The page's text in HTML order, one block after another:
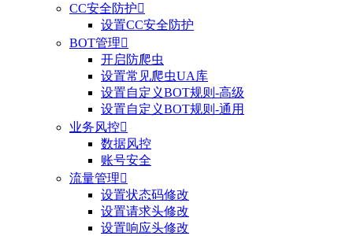
CC安全防护
设置CC安全防护
BOT管理
开启防爬虫
设置常见爬虫UA库
设置自定义BOT规则-高级
设置自定义BOT规则-通用
业务风控
数据风控
账号安全
流量管理
设置状态码修改
设置请求头修改
设置响应头修改